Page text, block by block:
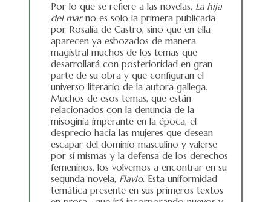
Por lo que se refiere a las novelas, La hija
del marno es solo la primera publicada
por Rosalía de Castro, sino que en ella
aparecen ya esbozados de manera
magistral muchos de los temas que
desarrollará con posterioridad en gran
parte de su obra y que configuran el
universo literario de la autora gallega.
Muchos de esos temas, que están
relacionados con la denuncia de la
misoginia imperante en la época, el
desprecio hacia las mujeres que desean
escapar del dominio masculino y valerse
por sí mismas y la defensa de los derechos
femeninos, los volvemos a encontrar en su
segunda novela, Flavio. Esta uniformidad
temática presente en sus primeros textos